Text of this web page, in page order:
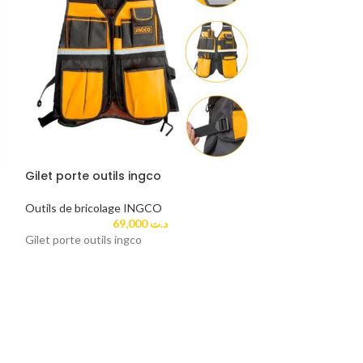
Gilet porte outils ingco
Outils de bricolage INGCO
د.ت69,000
Gilet porte outils ingco